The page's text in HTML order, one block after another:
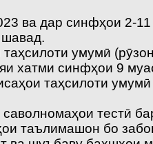
ва дар синфҳои 2-
шавад.
умумӣ
хатми синфҳои 9
таҳсилоти
тестӣ
таълимашон бо